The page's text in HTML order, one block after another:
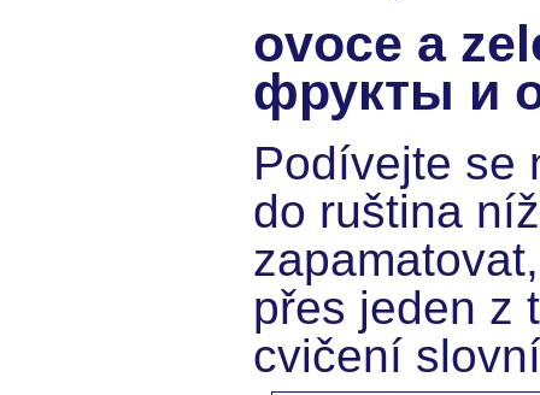
ovoce a
фрукты и
Podívejte se
do ruština
přes jeden z
cvičení